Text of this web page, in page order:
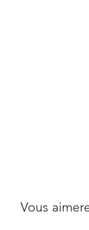
Vous